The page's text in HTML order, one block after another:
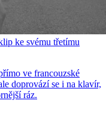
ke svému třetímu
ve francouzské
doprovází se i na klavír,
ráz.